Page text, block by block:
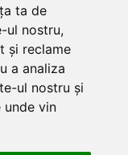
ta de
ul nostru,
și reclame
a analiza
ul nostru și
unde vin
Oakley
Alpina